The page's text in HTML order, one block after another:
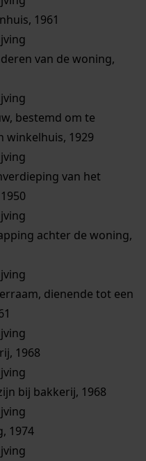
1961
van de woning,
bestemd om te
winkelhuis, 1929
van het
achter de woning,
dienende tot een
1968
bij bakkerij, 1968
1974